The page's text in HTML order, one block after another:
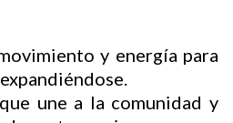
y energía para
une a la comunidad y